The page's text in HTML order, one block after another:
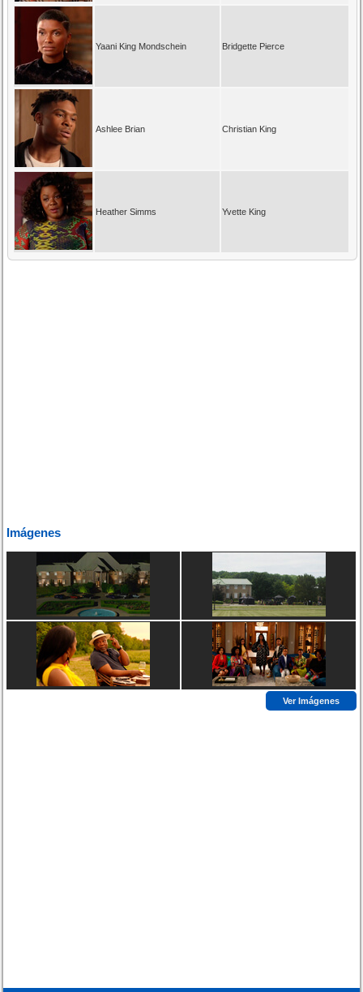
Yaani King Mondschein Bridgette Pierce
Ashlee Brian Christian King
Heather Simms Yvette King
Imágenes
Ver Imágenes